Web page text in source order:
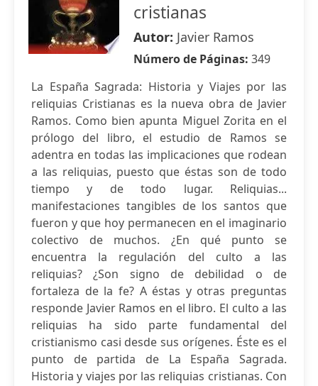
cristianas
Autor: Javier Ramos
Número de Páginas: 349
La España Sagrada: Historia y Viajes por las
reliquias Cristianas es la nueva obra de Javier
Ramos. Como bien apunta Miguel Zorita en el
prólogo del libro, el estudio de Ramos se
adentra en todas las implicaciones que rodean
a las reliquias, puesto que éstas son de todo
tiempo y de todo lugar. Reliquias...
manifestaciones tangibles de los santos que
fueron y que hoy permanecen en el imaginario
colectivo de muchos. ¿En qué punto se
encuentra la regulación del culto a las
reliquias? ¿Son signo de debilidad o de
fortaleza de la fe? A éstas y otras preguntas
responde Javier Ramos en el libro. El culto a las
reliquias ha sido parte fundamental del
cristianismo casi desde sus orígenes. Éste es el
punto de partida de La España Sagrada.
Historia y viajes por las reliquias cristianas. Con